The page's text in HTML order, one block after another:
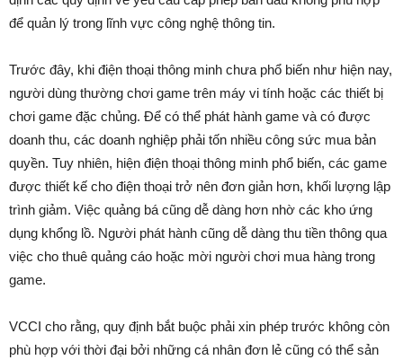
để quản lý trong lĩnh vực công nghệ thông tin.
Trước đây, khi điện thoại thông minh chưa phổ biến như hiện nay,
người dùng thường chơi game trên máy vi tính hoặc các thiết bị
chơi game đặc chủng. Để có thể phát hành game và có được
doanh thu, các doanh nghiệp phải tốn nhiều công sức mua bản
quyền. Tuy nhiên, hiện điện thoại thông minh phổ biến, các game
được thiết kế cho điện thoại trở nên đơn giản hơn, khối lượng lập
trình giảm. Việc quảng bá cũng dễ dàng hơn nhờ các kho ứng
dụng khổng lồ. Người phát hành cũng dễ dàng thu tiền thông qua
việc cho thuê quảng cáo hoặc mời người chơi mua hàng trong
game.
VCCI cho rằng, quy định bắt buộc phải xin phép trước không còn
phù hợp với thời đại bởi những cá nhân đơn lẻ cũng có thể sản